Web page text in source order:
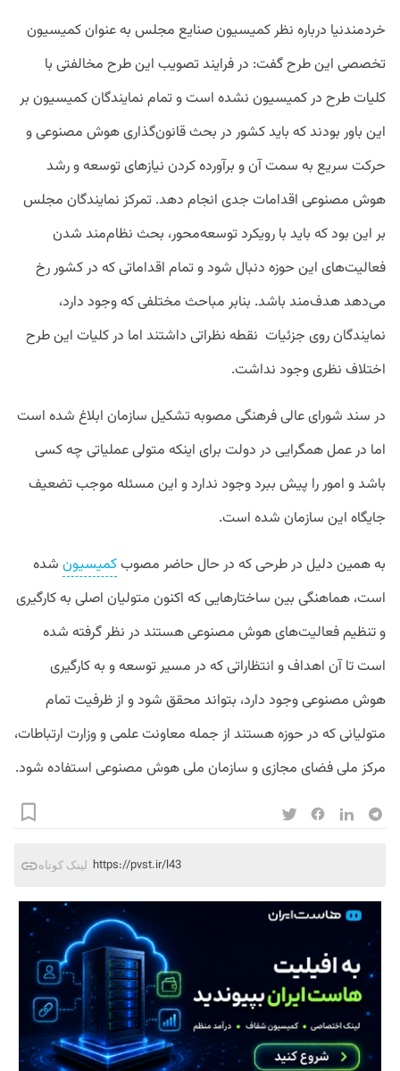
خردمندنیا درباره نظر کمیسیون صنایع مجلس به عنوان کمیسیون
تخصصی این طرح گفت: در فرایند تصویب این طرح مخالفتی با
کلیات طرح در کمیسیون نشده است و تمام نمایندگان کمیسیون بر
این باور بودند که باید کشور در بحث قانون‌گذاری هوش مصنوعی و
حرکت سریع به سمت آن و برآورده کردن نیازهای توسعه و رشد
هوش مصنوعی اقدامات جدی انجام دهد. تمرکز نمایندگان مجلس
بر این بود که باید با رویکرد توسعه‌محور، بحث نظام‌مند شدن
فعالیت‌های این حوزه دنبال شود و تمام اقداماتی که در کشور رخ
می‌دهد هدف‌مند باشد. بنابر مباحث مختلفی که وجود دارد،
نمایندگان روی جزئیات نقطه نظراتی داشتند اما در کلیات این طرح
اختلاف نظری وجود نداشت.
در سند شورای عالی فرهنگی مصوبه تشکیل سازمان ابلاغ شده است
اما در عمل همگرایی در دولت برای اینکه متولی عملیاتی چه کسی
باشد و امور را پیش ببرد وجود ندارد و این مسئله موجب تضعیف
جایگاه این سازمان شده است.
به همین دلیل در طرحی که در حال حاضر مصوبکمیسیون شده
است، هماهنگی بین ساختارهایی که اکنون متولیان اصلی به کارگیری
و تنظیم فعالیت‌های هوش مصنوعی هستند در نظر گرفته شده
است تا آن اهداف و انتظاراتی که در مسیر توسعه و به کارگیری
هوش مصنوعی وجود دارد، بتواند محقق شود و از ظرفیت تمام
متولیانی که در حوزه هستند از جمله معاونت علمی و وزارت ارتباطات،
مرکز ملی فضای مجازی و سازمان ملی هوش مصنوعی استفاده شود.
لینک کوتاه https://pvst.ir/l43